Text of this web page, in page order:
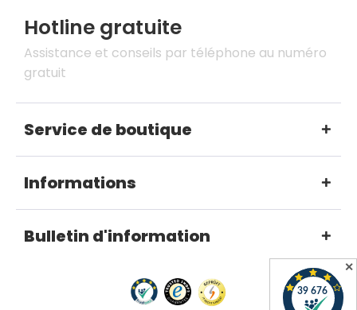
✕
Hotline gratuite
Assistance et conseils par téléphone au numéro
gratuit
Service de boutique
Informations
Bulletin d'information